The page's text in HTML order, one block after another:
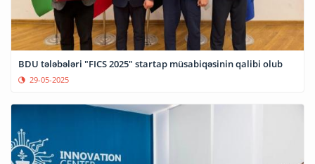
BDU tələbələri "FICS 2025" startap müsabiqəsinin qalibi olub
29-05-2025